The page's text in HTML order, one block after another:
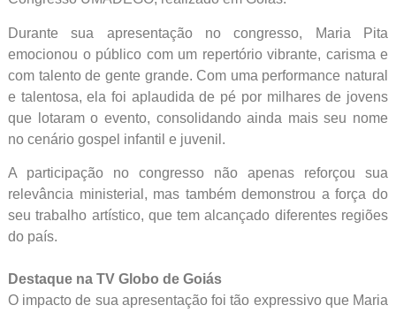
Durante sua apresentação no congresso, Maria Pita
emocionou o público com um repertório vibrante, carisma e
com talento de gente grande. Com uma performance natural
e talentosa, ela foi aplaudida de pé por milhares de jovens
que lotaram o evento, consolidando ainda mais seu nome
no cenário gospel infantil e juvenil.
A participação no congresso não apenas reforçou sua
relevância ministerial, mas também demonstrou a força do
seu trabalho artístico, que tem alcançado diferentes regiões
do país.
Destaque na TV Globo de Goiás
O impacto de sua apresentação foi tão expressivo que Maria